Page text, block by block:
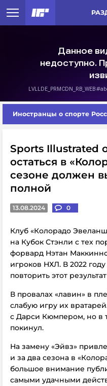
Иностранцы о спорте
Sports Illustrated
остаться в
сезоне должен
полной
13.08.2024 0
Клуб «Колорадо
на Кубок Стэнли с тех
форвард Нэтан
игроков НХЛ. В 2022
повторить этот
В провалах «лавин» в
слабую игру их
с Дарси Кюмпером, но в
покинул.
На замену «Эйвз»
и за два сезона в
большое внимание
самыми удачными